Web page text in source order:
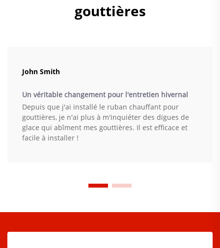
gouttières
John Smith
Un véritable changement pour l'entretien hivernal
Depuis que j'ai installé le ruban chauffant pour
gouttières, je n'ai plus à m'inquiéter des digues de
glace qui abîment mes gouttières. Il est efficace et
facile à installer !